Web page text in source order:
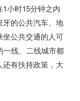
小时15分钟之内
的公共汽车、地
公共交通的人可
一线、二线城市都
有扶持政策，大